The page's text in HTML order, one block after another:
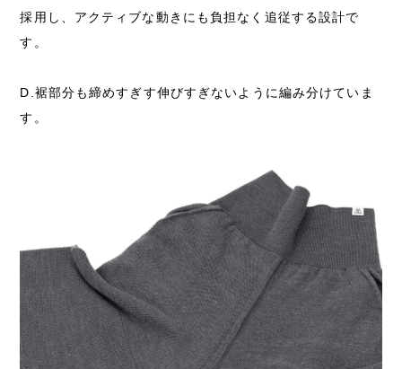
採用し、アクティブな動きにも負担なく追従する設計で
す。
D.裾部分も締めすぎす伸びすぎないように編み分けていま
す。